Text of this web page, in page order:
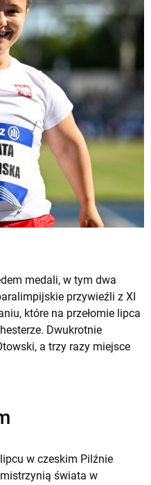
medali, w tym dwa
przywieźli z XI
które na przełomie lipca
Dwukrotnie
a trzy razy miejsce
w czeskim Pilźnie
świata w